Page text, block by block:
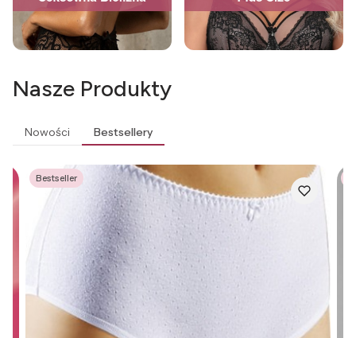
Nasze Produkty
Nowości Bestsellery
Bestseller